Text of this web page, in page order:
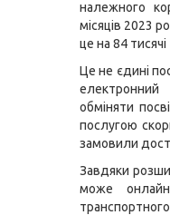
належного
місяців 2023
це на 84
Це не єдині
обміняти
послугою
замовили
Завдяки
може онлайн